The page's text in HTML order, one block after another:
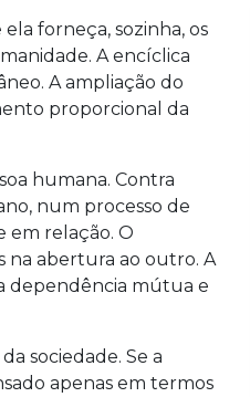
forneça, sozinha, os
A encíclica
A ampliação do
proporcional da
humana. Contra
num processo de
em relação. O
na abertura ao outro. A
dependência mútua e
sociedade. Se a
apenas em termos